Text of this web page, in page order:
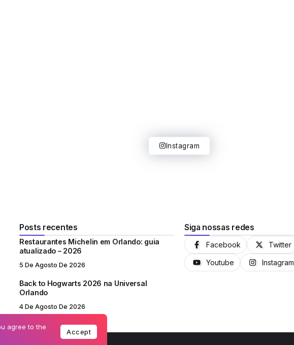
Instagram
Posts recentes
Restaurantes Michelin em Orlando: guia
atualizado – 2026
5 De Agosto De 2026
Back to Hogwarts 2026 na Universal
Orlando
4 De Agosto De 2026
Siga nossas redes
Facebook Twitter
Youtube Instagram
agree to the
Accept